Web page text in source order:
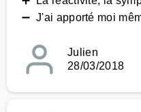
➖ J'ai apporté moi
Julien
28/03/2018